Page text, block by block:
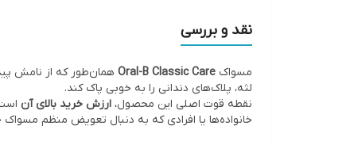
نقد و بررسی
مسواک Oral-B Classic Care همان‌طور که از نامش
لثه، پلاک‌های دندانی را به خوبی پاک کند.
نقطه قوت اصلی این محصول، ارزش خرید بالای آن
خانواده‌ها یا افرادی که به دنبال تعویض منظم مسواک خود (هر ۳ ماه یکبار طبق توصیه دندان‌پزشکان) هستند، یک انتخاب